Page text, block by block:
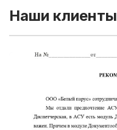
Наши клиенты